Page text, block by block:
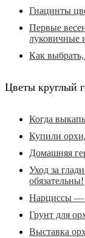
Гиацинты
Первые
луковичные
Как
Цветы круглый
Когда
Купили
Домашняя
Уход за
обязательны!
Нарциссы —
Грунт для
Выставка